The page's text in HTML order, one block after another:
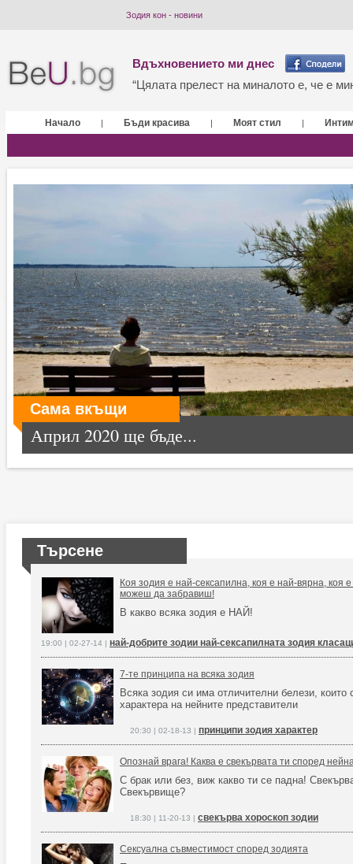
Зодия кон - новини
Вдъхновението ми днес
“Цялата прелест на миналото е, че е
Начало | Бъди красива | Моят стил |
Сама вкъщи
Април 2020 ще бъде...
Търсене
Коя зодия е най-сексапилна, коя е най-вярна, коя
можеш да забравиш!
В какво всяка зодия е НАЙ!
19:00 | 02-27-14 | най-добрите зодии най-сексапилната зодия
7-те принципа на всяка зодия
Всяка зодия си има отличителни белези, които
характера на нейните представители
20:30 | 02-18-13 | принципи зодия характер
Опознай врага! Каква е свекървата ти според
С брак или без, виж какво ти се падна!
Свекървище?
18:30 | 11-20-13 | свекърва хороскоп зодии
Сексуална съвместимост според зодията